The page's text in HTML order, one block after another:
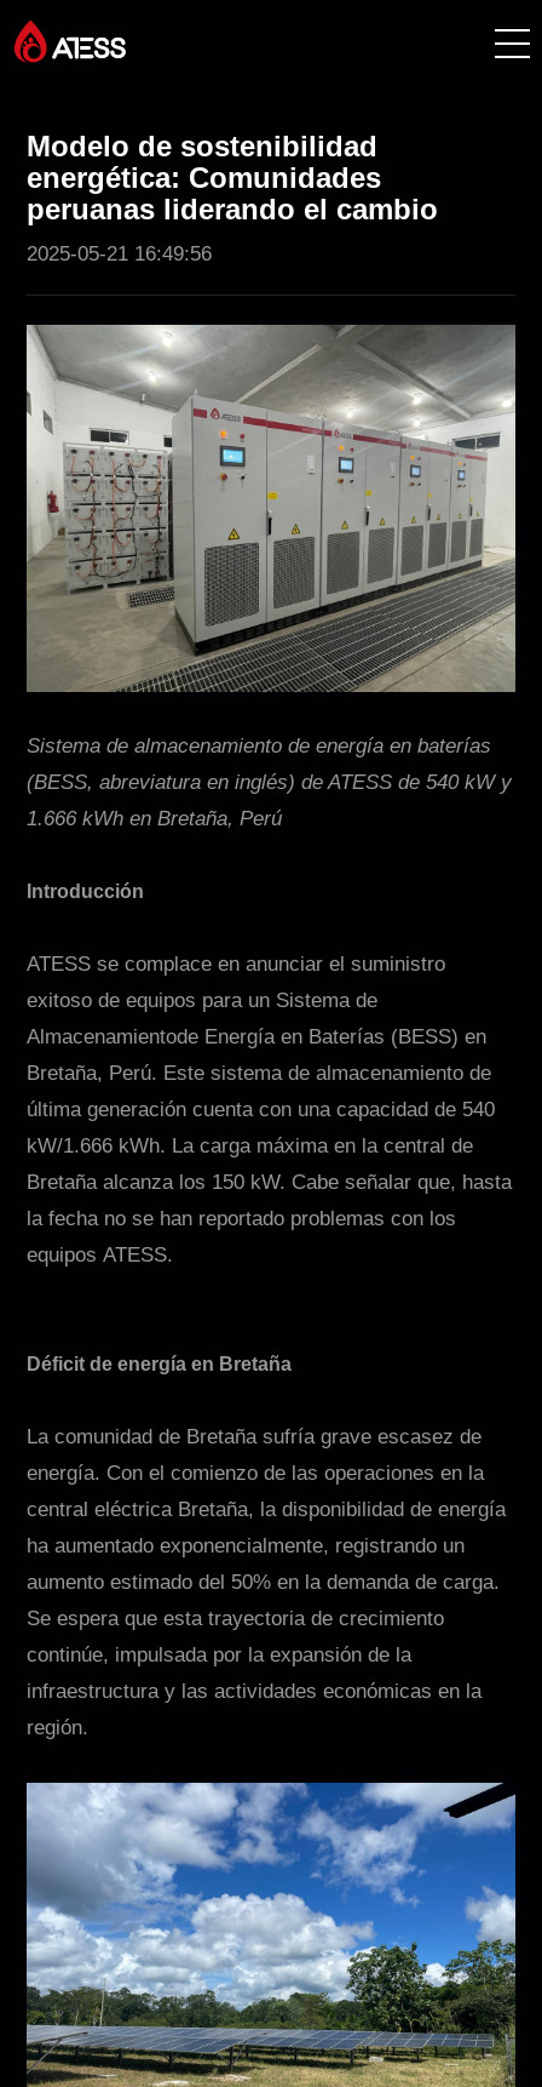
Soluciones
Acerca de ATESS
Soporte
EnerCollege
Contacto
Modelo de sostenibilidad
energética: Comunidades
peruanas liderando el cambio
2025-05-21 16:49:56
Sistema de almacenamiento de energía en baterías
(BESS, abreviatura en inglés) de ATESS de 540 kW y
1.666 kWh en Bretaña, Perú
Introducción
ATESS se complace en anunciar el suministro
exitoso de equipos para un Sistema de
Almacenamientode Energía en Baterías (BESS) en
Bretaña, Perú. Este sistema de almacenamiento de
última generación cuenta con una capacidad de 540
kW/1.666 kWh. La carga máxima en la central de
Bretaña alcanza los 150 kW. Cabe señalar que, hasta
la fecha no se han reportado problemas con los
equipos ATESS.
Déficit de energía en Bretaña
La comunidad de Bretaña sufría grave escasez de
energía. Con el comienzo de las operaciones en la
central eléctrica Bretaña, la disponibilidad de energía
ha aumentado exponencialmente, registrando un
aumento estimado del 50% en la demanda de carga.
Se espera que esta trayectoria de crecimiento
continúe, impulsada por la expansión de la
infraestructura y las actividades económicas en la
región.